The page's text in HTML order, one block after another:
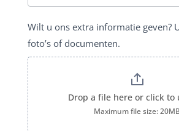
Wilt u ons extra informatie geven?
foto’s of documenten.
Drop a file here or click to
Maximum file size: 20MB